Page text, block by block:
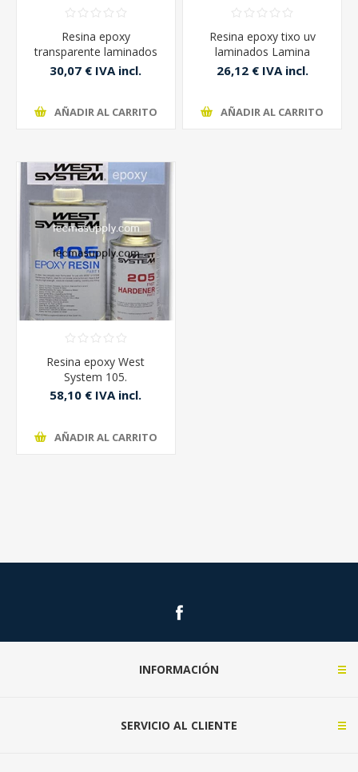
Resina epoxy
transparente laminados
Eporai 5000
30,07 € IVA incl.
AÑADIR AL CARRITO
Resina epoxy tixo uv
laminados Lamina
26,12 € IVA incl.
AÑADIR AL CARRITO
Resina epoxy West
System 105.
58,10 € IVA incl.
AÑADIR AL CARRITO
INFORMACIÓN
SERVICIO AL CLIENTE